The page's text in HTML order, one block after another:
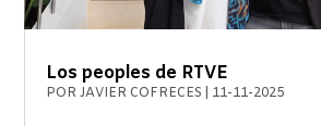
Los peoples de RTVE
PORJAVIER COFRECES 11-11-2025